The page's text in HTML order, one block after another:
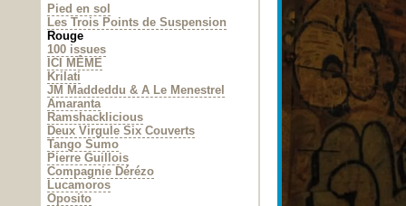
Pied en sol
Les Trois Points de Suspension
Rouge
100 issues
ICI MÊME
Krilati
JM Maddeddu & A Le Menestrel
Amaranta
Ramshacklicious
Deux Virgule Six Couverts
Tango Sumo
Pierre Guillois
Compagnie Dérézo
Lucamoros
Oposito